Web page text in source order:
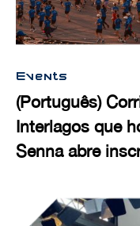
Events
(Português)
Interlagos que
Senna abre